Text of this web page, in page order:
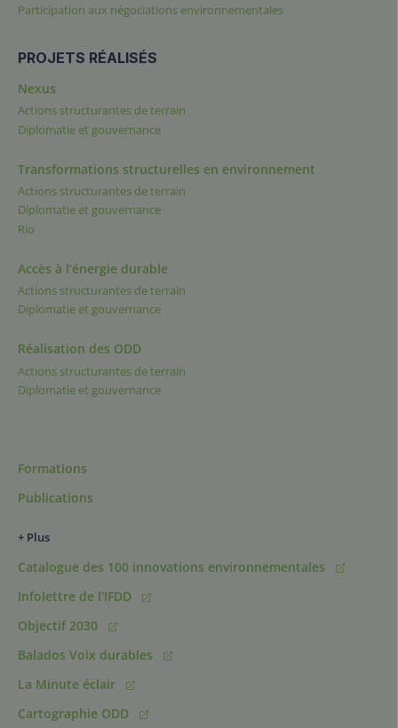
Participation aux négociations environnementales
PROJETS RÉALISÉS
Nexus
Actions structurantes de terrain
Diplomatie et gouvernance
Transformations structurelles en environnement
Actions structurantes de terrain
Diplomatie et gouvernance
Rio
Accès à l’énergie durable
Actions structurantes de terrain
Diplomatie et gouvernance
Réalisation des ODD
Actions structurantes de terrain
Diplomatie et gouvernance
Formations
Publications
+ Plus
Catalogue des 100 innovations environnementales
Infolettre de l'IFDD
Objectif 2030
Balados Voix durables
La Minute éclair
Cartographie ODD